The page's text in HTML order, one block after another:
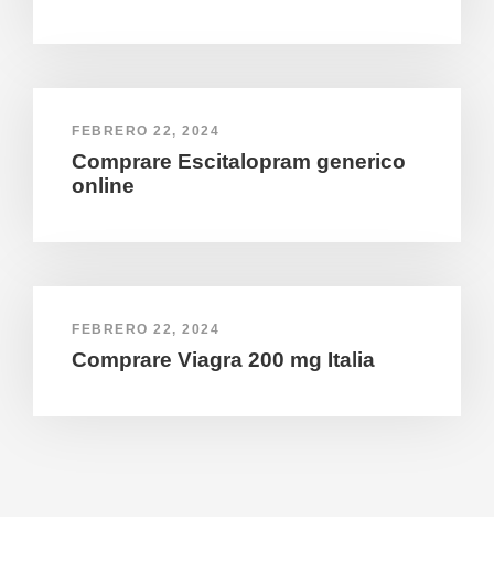
FEBRERO 22, 2024
Comprare Escitalopram generico
online
FEBRERO 22, 2024
Comprare Viagra 200 mg Italia